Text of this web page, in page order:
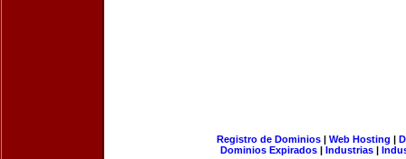
Registro de Dominios| Web Hosting |
Dominios Expirados | Industrias |